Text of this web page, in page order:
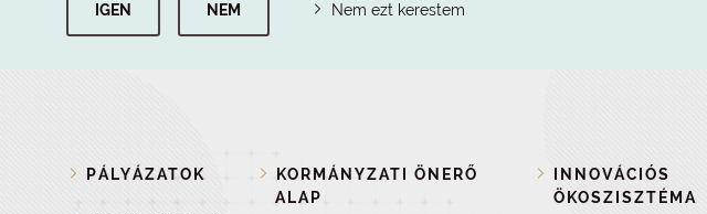
IGEN NEM Nem ezt kerestem
PÁLYÁZATOK
KORMÁNYZATI ÖNERŐ
ALAP
INNOVÁCIÓS
ÖKOSZISZTÉMA